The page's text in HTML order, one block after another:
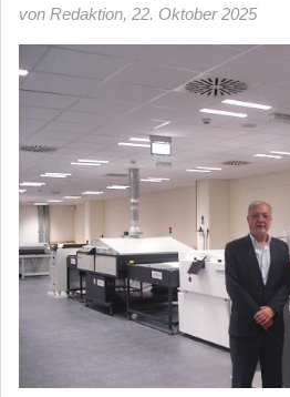
von Redaktion, 22. Oktober 2025